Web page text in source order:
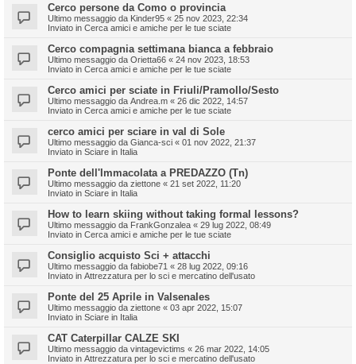
Cerco persone da Como o provincia
Ultimo messaggio da Kinder95 « 25 nov 2023, 22:34
Inviato in Cerca amici e amiche per le tue sciate
Cerco compagnia settimana bianca a febbraio
Ultimo messaggio da Orietta66 « 24 nov 2023, 18:53
Inviato in Cerca amici e amiche per le tue sciate
Cerco amici per sciate in Friuli/Pramollo/Sesto
Ultimo messaggio da Andrea.m « 26 dic 2022, 14:57
Inviato in Cerca amici e amiche per le tue sciate
cerco amici per sciare in val di Sole
Ultimo messaggio da Gianca-sci « 01 nov 2022, 21:37
Inviato in Sciare in Italia
Ponte dell'Immacolata a PREDAZZO (Tn)
Ultimo messaggio da ziettone « 21 set 2022, 11:20
Inviato in Sciare in Italia
How to learn skiing without taking formal lessons?
Ultimo messaggio da FrankGonzalea « 29 lug 2022, 08:49
Inviato in Cerca amici e amiche per le tue sciate
Consiglio acquisto Sci + attacchi
Ultimo messaggio da fabiobe71 « 28 lug 2022, 09:16
Inviato in Attrezzatura per lo sci e mercatino dell'usato
Ponte del 25 Aprile in Valsenales
Ultimo messaggio da ziettone « 03 apr 2022, 15:07
Inviato in Sciare in Italia
CAT Caterpillar CALZE SKI
Ultimo messaggio da vintagevictims « 26 mar 2022, 14:05
Inviato in Attrezzatura per lo sci e mercatino dell'usato